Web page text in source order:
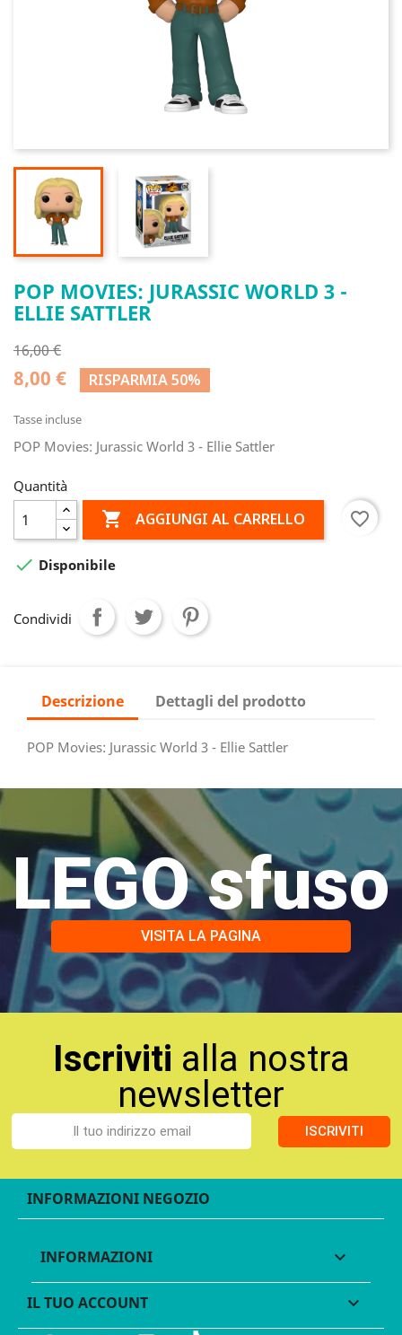
POP MOVIES: JURASSIC WORLD 3 -
ELLIE SATTLER
16,00 €
8,00 € RISPARMIA 50%
Tasse incluse
POP Movies: Jurassic World 3 - Ellie Sattler
Quantità
 AGGIUNGI AL CARRELLO favorite_border
 Disponibile
Condividi
Descrizione Dettagli del prodotto
POP Movies: Jurassic World 3 - Ellie Sattler
LEGO sfuso
VISITA LA PAGINA
Iscriviti alla nostra
newsletter
ISCRIVITI
INFORMAZIONI NEGOZIO
INFORMAZIONI 
IL TUO ACCOUNT 